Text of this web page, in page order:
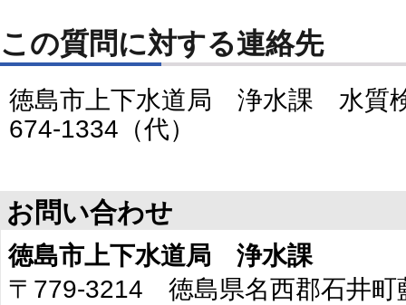
この質問に対する連絡先
徳島市上下水道局 浄水課 水質
674-1334（代）
お問い合わせ
徳島市上下水道局 浄水課
〒779-3214 徳島県名西郡石井町